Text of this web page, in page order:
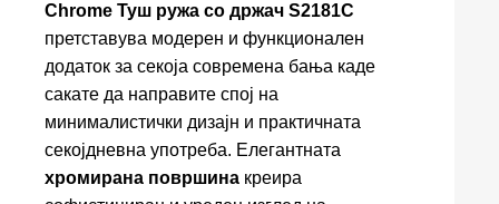
Chrome Туш ружа со држач S2181C
претставува модерен и функционален
додаток за секоја современа бања каде
сакате да направите спој на
минималистички дизајн и практичната
секојдневна употреба. Елегантната
хромирана површина креира